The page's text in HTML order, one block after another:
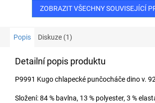
ZOBRAZIT VŠECHNY SOUVISEJÍCÍ
Popis Diskuze (1)
Detailní popis produktu
P9991 Kugo chlapecké punčocháče dino v.
Složení: 84 % bavlna, 13 % polyester, 3 %